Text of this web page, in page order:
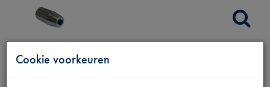
DOP VOOR T
Cookie voorkeuren